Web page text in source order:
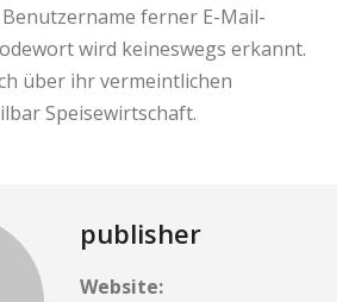
ferner E-Mail-
wird keineswegs erkannt.
über ihr vermeintlichen
Speisewirtschaft.
publisher
Website: